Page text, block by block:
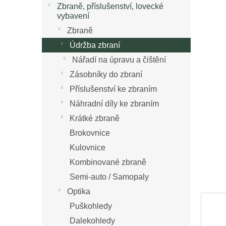
a
n
Zbraně, příslušenství, lovecké
vybavení
Zbraně
Údržba zbraní
Nářadí na úpravu a čištění
Zásobníky do zbraní
Příslušenství ke zbraním
Náhradní díly ke zbraním
Krátké zbraně
Brokovnice
Kulovnice
Kombinované zbraně
Semi-auto / Samopaly
Optika
Puškohledy
Dalekohledy